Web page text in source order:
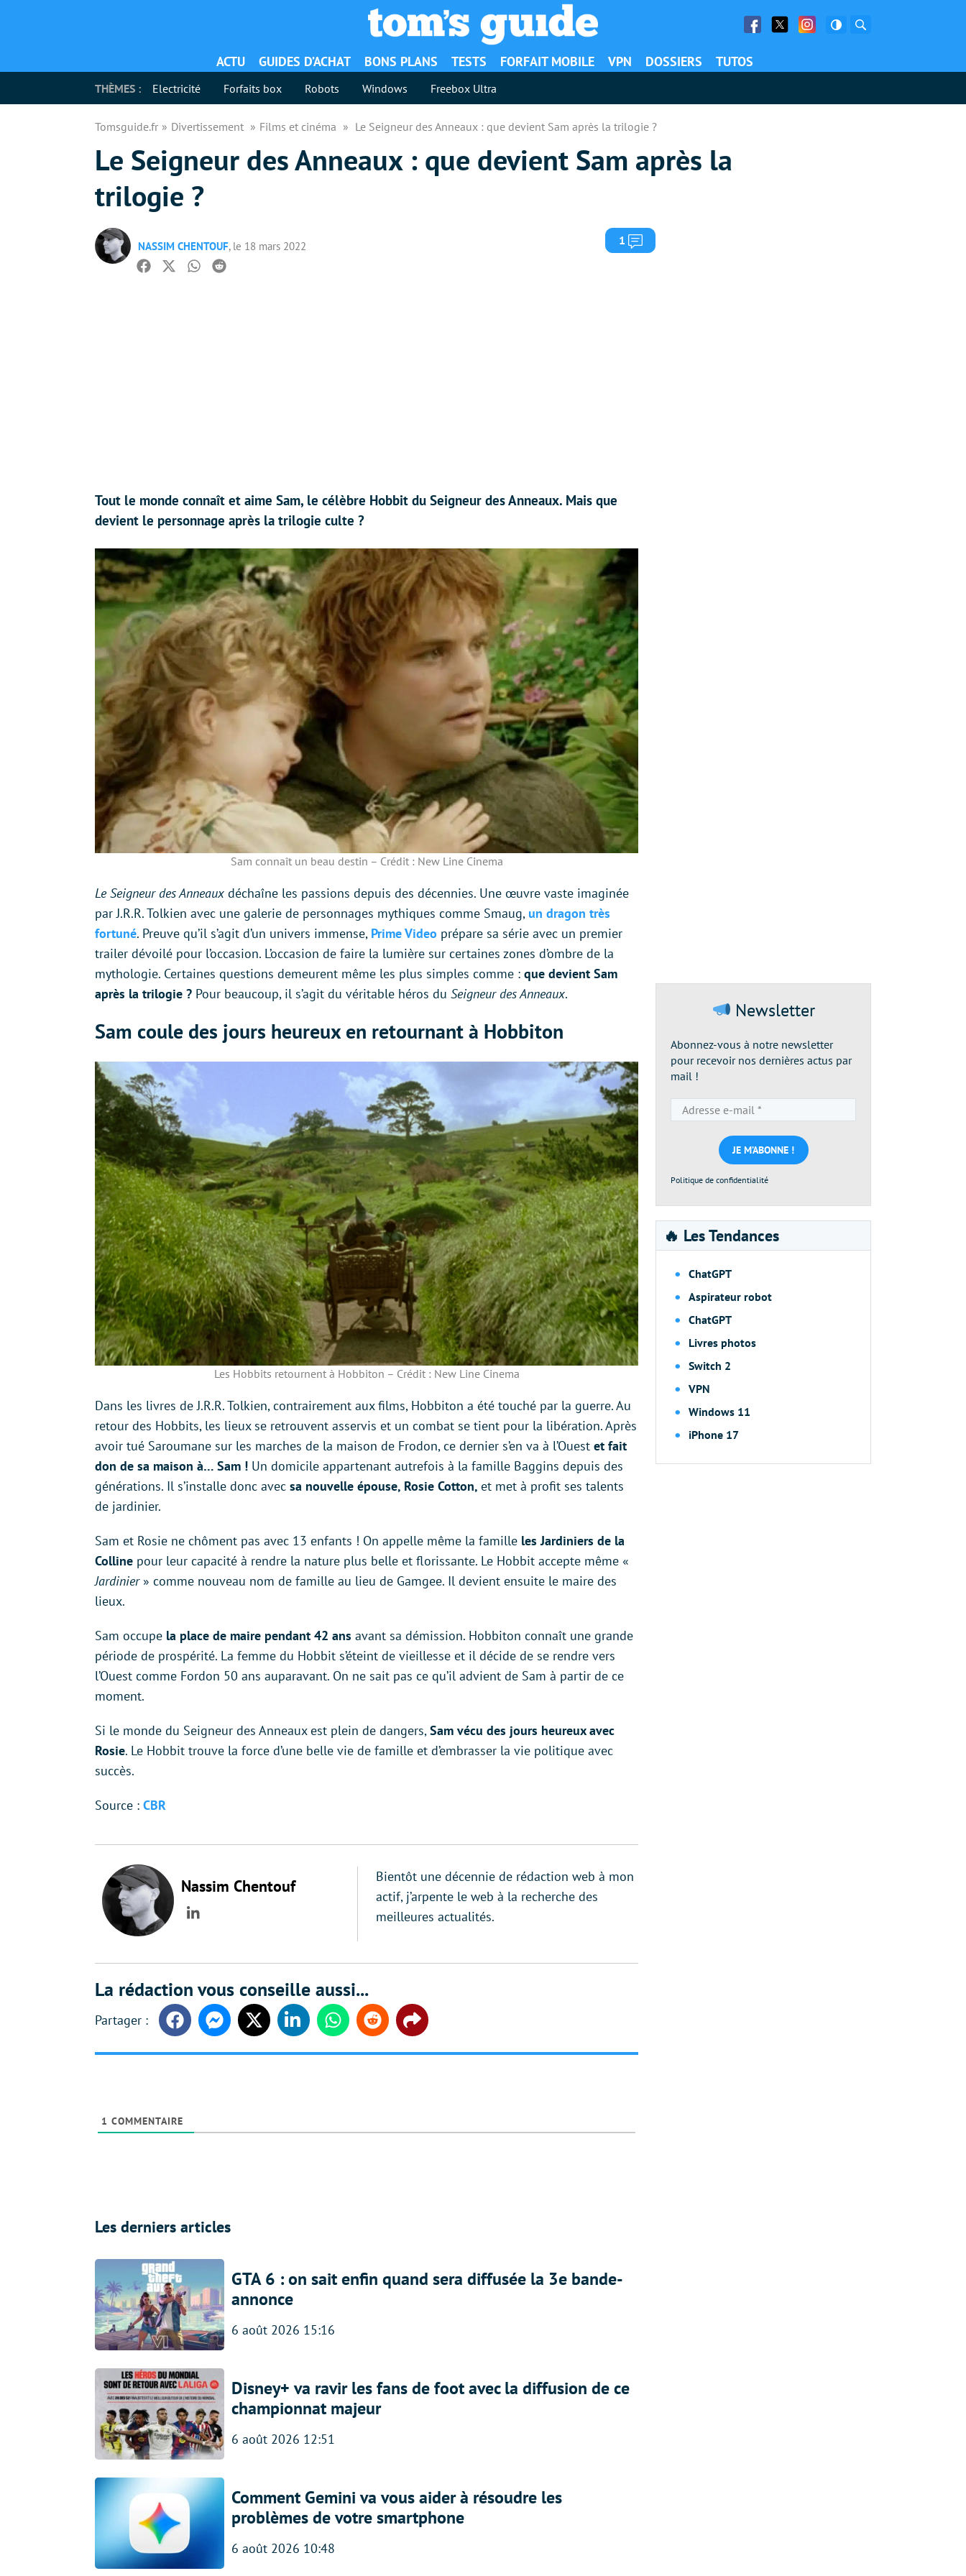
Facebook
Twitter Facebook
ACTU GUIDES D’ACHAT BONS PLANS TESTS FORFAIT MOBILE VPN DOSSIERS TUTOS
THÈMES : Electricité Forfaits box Robots Windows Freebox Ultra
Tomsguide.fr Divertissement Films et cinéma Le Seigneur des Anneaux : que devient Sam après la trilogie ?
Le Seigneur des Anneaux : que devient Sam après la
trilogie ?
NASSIM CHENTOUF, le 18 mars 2022 1 Commentaires
Facebook
TwitterWhatsapp
Reddit
Tout le monde connaît et aime Sam, le célèbre Hobbit du Seigneur des Anneaux. Mais que
devient le personnage après la trilogie culte ?
Sam connaît un beau destin – Crédit : New Line Cinema
Le Seigneur des Anneaux déchaîne les passions depuis des décennies. Une œuvre vaste imaginée
par J.R.R. Tolkien avec une galerie de personnages mythiques comme Smaug, un dragon très
fortuné. Preuve qu’il s’agit d’un univers immense, Prime Video prépare sa série avec un premier
trailer dévoilé pour l’occasion. L’occasion de faire la lumière sur certaines zones d’ombre de la
mythologie. Certaines questions demeurent même les plus simples comme : que devient Sam
après la trilogie ? Pour beaucoup, il s’agit du véritable héros du Seigneur des Anneaux.
Sam coule des jours heureux en retournant à Hobbiton
Les Hobbits retournent à Hobbiton – Crédit : New Line Cinema
Dans les livres de J.R.R. Tolkien, contrairement aux films, Hobbiton a été touché par la guerre. Au
retour des Hobbits, les lieux se retrouvent asservis et un combat se tient pour la libération. Après
avoir tué Saroumane sur les marches de la maison de Frodon, ce dernier s’en va à l’Ouest et fait
don de sa maison à… Sam ! Un domicile appartenant autrefois à la famille Baggins depuis des
générations. Il s’installe donc avec sa nouvelle épouse, Rosie Cotton, et met à profit ses talents
de jardinier.
Sam et Rosie ne chôment pas avec 13 enfants ! On appelle même la famille les Jardiniers de la
Colline pour leur capacité à rendre la nature plus belle et florissante. Le Hobbit accepte même «
Jardinier » comme nouveau nom de famille au lieu de Gamgee. Il devient ensuite le maire des
lieux.
Sam occupe la place de maire pendant 42 ans avant sa démission. Hobbiton connaît une grande
période de prospérité. La femme du Hobbit s’éteint de vieillesse et il décide de se rendre vers
l’Ouest comme Fordon 50 ans auparavant. On ne sait pas ce qu’il advient de Sam à partir de ce
moment.
Si le monde du Seigneur des Anneaux est plein de dangers,Sam vécu des jours heureux avec
Rosie. Le Hobbit trouve la force d’une belle vie de famille et d’embrasser la vie politique avec
succès.
Source : CBR
Nassim Chentouf
LinkedIn
Bientôt une décennie de rédaction web à mon
actif, j’arpente le web à la recherche des
meilleures actualités.
La rédaction vous conseille aussi...
FacebookMessengerTwitter LinkedinWhatsappReddit Share
1 COMMENTAIRE
Les derniers articles
GTA 6 : on sait enfin quand sera diffusée la 3e bande-
annonce
6 août 2026 15:16
Disney+ va ravir les fans de foot avec la diffusion de ce
championnat majeur
6 août 2026 12:51
Comment Gemini va vous aider à résoudre les
problèmes de votre smartphone
6 août 2026 10:48
Newsletter
Abonnez-vous à notre newsletter
pour recevoir nos dernières actus par
mail !
e-
mail
*
Politique de confidentialité
🔥 Les Tendances
ChatGPT
Aspirateur robot
ChatGPT
Livres photos
Switch 2
VPN
Windows 11
iPhone 17